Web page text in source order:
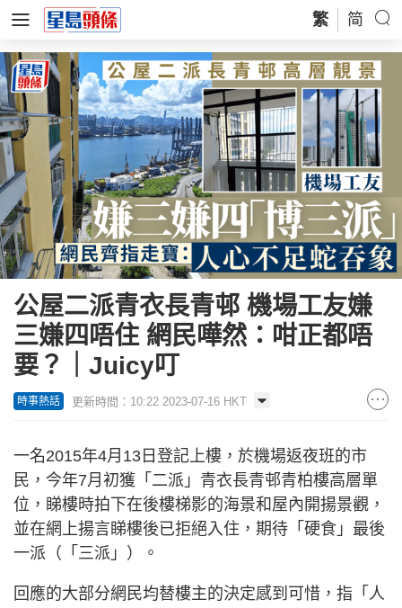
繁 简
公屋二派青衣長青邨 機場工友嫌
三嫌四唔住 網民嘩然：咁正都唔
要？｜Juicy叮
時事熱話 更新時間：10:22 2023-07-16 HKT
一名2015年4月13日登記上樓，於機場返夜班的市
民，今年7月初獲「二派」青衣長青邨青柏樓高層單
位，睇樓時拍下在後樓梯影的海景和屋內開揚景觀，
並在網上揚言睇樓後已拒絕入住，期待「硬食」最後
一派（「三派」）。
回應的大部分網民均替樓主的決定感到可惜，指「人